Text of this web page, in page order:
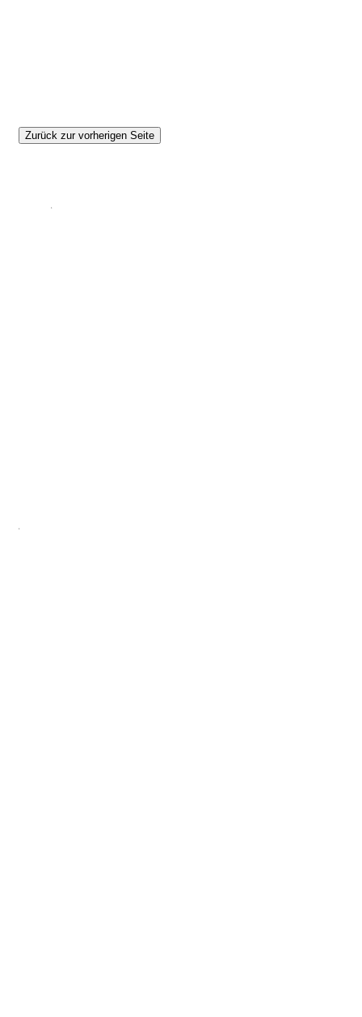
Zurück zur vorherigen Seite